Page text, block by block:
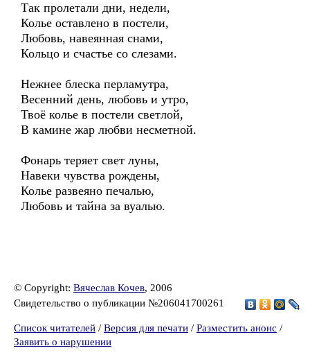
Так пролетали дни, недели,
Колье оставлено в постели,
Любовь, навеянная снами,
Кольцо и счастье со слезами.
Нежнее блеска перламутра,
Весенний день, любовь и утро,
Твоё колье в постели светлой,
В камине жар любви несметной.
Фонарь теряет свет луны,
Навеки чувства рождены,
Колье развеяно печалью,
Любовь и тайна за вуалью.
© Copyright: Вячеслав Кочев, 2006
Свидетельство о публикации №206041700261
Список читателей / Версия для печати / Разместить анонс /
Заявить о нарушении